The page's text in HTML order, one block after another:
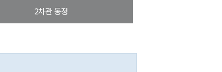
2차관 동정